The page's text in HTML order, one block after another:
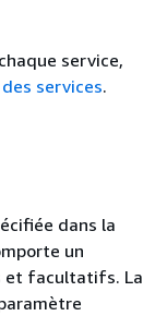
service,
services.
dans la
un
et facultatifs. La